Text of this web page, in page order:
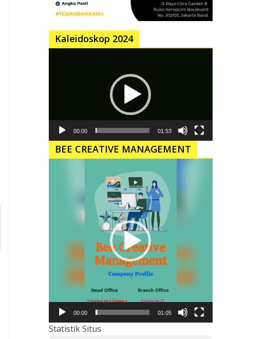
Kaleidoskop 2024
00:00 01:53
BEE CREATIVE MANAGEMENT
00:00 01:05
Statistik Situs